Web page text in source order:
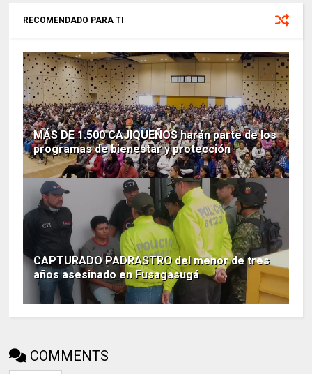
RECOMENDADO PARA TI
MÁS DE 1.500 CAJIQUEÑOS harán parte de los
programas de bienestar y protección
CAPTURADO PADRASTRO del menor de tres
años asesinado en Fusagasugá
COMMENTS